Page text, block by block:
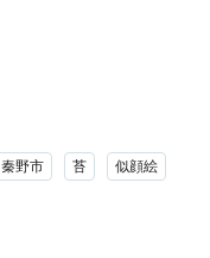
秦野市 苔 似顔絵